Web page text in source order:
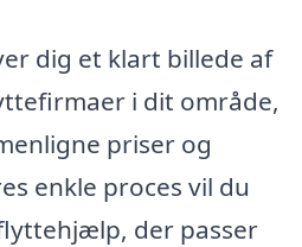
dig et klart billede af
i dit område,
priser og
enkle proces vil du
der passer